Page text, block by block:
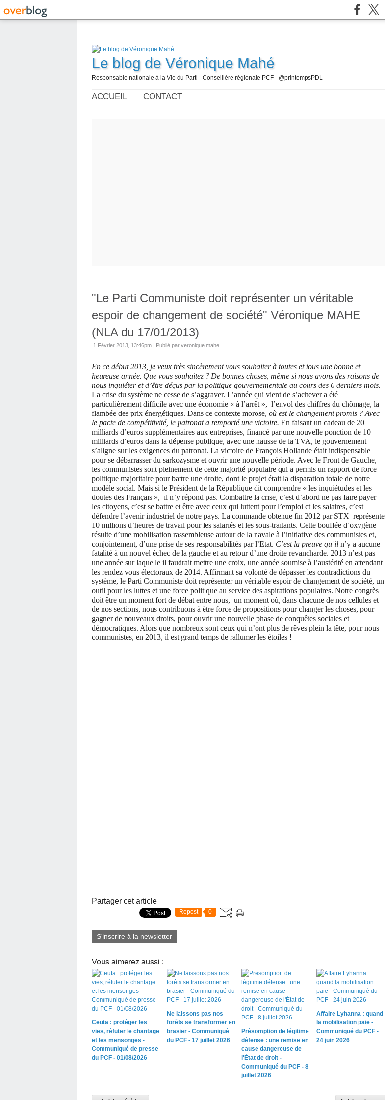
Le blog de Véronique Mahé
Responsable nationale à la Vie du Parti - Conseillère régionale PCF - @printempsPDL
ACCUEIL CONTACT
"Le Parti Communiste doit représenter un véritable
espoir de changement de société" Véronique MAHE
(NLA du 17/01/2013)
1 Février 2013, 13:46pm | Publié par veronique mahe
En ce début 2013, je veux très sincèrement vous souhaiter à toutes et tous une bonne et
heureuse année. Que vous souhaitez ? De bonnes choses, même si nous avons des raisons de
nous inquiéter et d’être déçus par la politique gouvernementale au cours des 6 derniers mois.
La crise du système ne cesse de s’aggraver. L’année qui vient de s’achever a été
particulièrement difficile avec une économie « à l’arrêt », l’envol des chiffres du chômage, la
flambée des prix énergétiques. Dans ce contexte morose, où est le changement promis ? Avec
le pacte de compétitivité, le patronat a remporté une victoire. En faisant un cadeau de 20
milliards d’euros supplémentaires aux entreprises, financé par une nouvelle ponction de 10
milliards d’euros dans la dépense publique, avec une hausse de la TVA, le gouvernement
s’aligne sur les exigences du patronat. La victoire de François Hollande était indispensable
pour se débarrasser du sarkozysme et ouvrir une nouvelle période. Avec le Front de Gauche,
les communistes sont pleinement de cette majorité populaire qui a permis un rapport de force
politique majoritaire pour battre une droite, dont le projet était la disparation totale de notre
modèle social. Mais si le Président de la République dit comprendre « les inquiétudes et les
doutes des Français », il n’y répond pas. Combattre la crise, c’est d’abord ne pas faire payer
les citoyens, c’est se battre et être avec ceux qui luttent pour l’emploi et les salaires, c’est
défendre l’avenir industriel de notre pays. La commande obtenue fin 2012 par STX représente
10 millions d’heures de travail pour les salariés et les sous-traitants. Cette bouffée d’oxygène
résulte d’une mobilisation rassembleuse autour de la navale à l’initiative des communistes et,
conjointement, d’une prise de ses responsabilités par l’Etat. C’est la preuve qu’il n’y a aucune
fatalité à un nouvel échec de la gauche et au retour d’une droite revancharde. 2013 n’est pas
une année sur laquelle il faudrait mettre une croix, une année soumise à l’austérité en attendant
les rendez vous électoraux de 2014. Affirmant sa volonté de dépasser les contradictions du
système, le Parti Communiste doit représenter un véritable espoir de changement de société, un
outil pour les luttes et une force politique au service des aspirations populaires. Notre congrès
doit être un moment fort de débat entre nous, un moment où, dans chacune de nos cellules et
de nos sections, nous contribuons à être force de propositions pour changer les choses, pour
gagner de nouveaux droits, pour ouvrir une nouvelle phase de conquêtes sociales et
démocratiques. Alors que nombreux sont ceux qui n’ont plus de rêves plein la tête, pour nous
communistes, en 2013, il est grand temps de rallumer les étoiles !
Partager cet article
Repost 0
S'inscrire à la newsletter
Vous aimerez aussi :
Ceuta : protéger les
vies, réfuter le chantage
et les mensonges -
Communiqué de presse
du PCF - 01/08/2026
Ne laissons pas nos
forêts se transformer en
brasier - Communiqué
du PCF - 17 juillet 2026
Présomption de légitime
défense : une remise en
cause dangereuse de
l'État de droit -
Communiqué du PCF - 8
juillet 2026
Affaire Lyhanna : quand
la mobilisation paie -
Communiqué du PCF -
24 juin 2026